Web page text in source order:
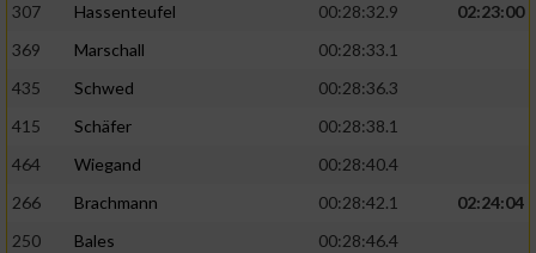
307
Hassenteufel 00:28:32.9
02:23:00
369
Marschall
00:28:33.1
435
Schwed
00:28:36.3
415
Schäfer
00:28:38.1
464
Wiegand
00:28:40.4
266
Brachmann 00:28:42.1
02:24:04
250
Bales
00:28:46.4